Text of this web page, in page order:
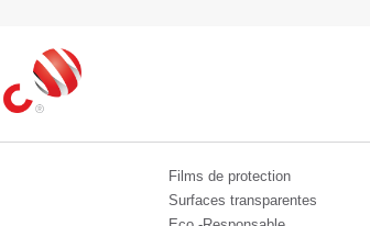
Films de protection
Surfaces transparentes